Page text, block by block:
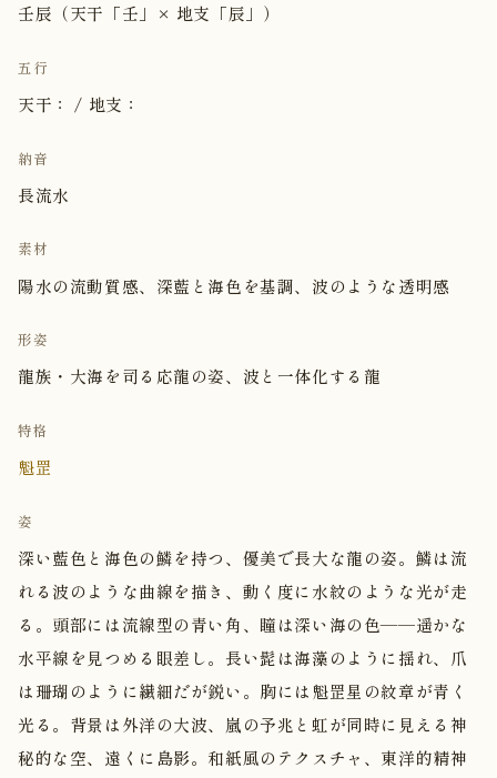
壬辰（天干「壬」× 地支「辰」）
五行
天干： / 地支：
納音
長流水
素材
陽水の流動質感、深藍と海色を基調、波のような透明感
形姿
龍族・大海を司る応龍の姿、波と一体化する龍
特格
魁罡
姿
深い藍色と海色の鱗を持つ、優美で長大な龍の姿。鱗は流
れる波のような曲線を描き、動く度に水紋のような光が走
る。頭部には流線型の青い角、瞳は深い海の色——遥かな
水平線を見つめる眼差し。長い髭は海藻のように揺れ、爪
は珊瑚のように繊細だが鋭い。胸には魁罡星の紋章が青く
光る。背景は外洋の大波、嵐の予兆と虹が同時に見える神
秘的な空、遠くに島影。和紙風のテクスチャ、東洋的精神